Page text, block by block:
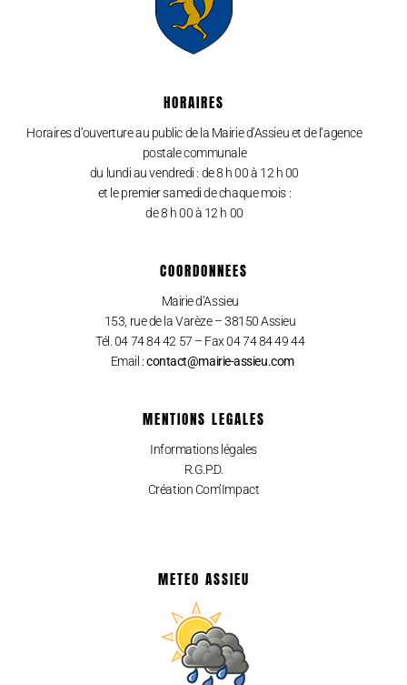
HORAIRES
Horaires d’ouverture au public de la Mairie d’Assieu et de l’agence
postale communale
du lundi au vendredi : de 8 h 00 à 12 h 00
et le premier samedi de chaque mois :
de 8 h 00 à 12 h 00
COORDONNEES
Mairie d’Assieu
153, rue de la Varèze – 38150 Assieu
Tél. 04 74 84 42 57 – Fax 04 74 84 49 44
Email :contact@mairie-assieu.com
MENTIONS LEGALES
Informations légales
R.G.P.D.
Création Com’Impact
METEO ASSIEU